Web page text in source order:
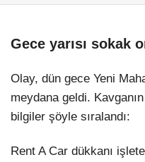
Gece yarısı sokak
Olay, dün gece Yeni
meydana geldi.
bilgiler şöyle sıralandı:
Rent A Car dükkanı